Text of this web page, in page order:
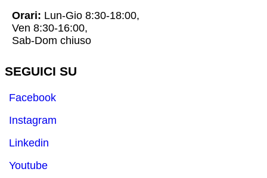
Orari: Lun-Gio 8:30-18:00,
Ven 8:30-16:00,
Sab-Dom chiuso
SEGUICI SU
Facebook
Instagram
Linkedin
Youtube